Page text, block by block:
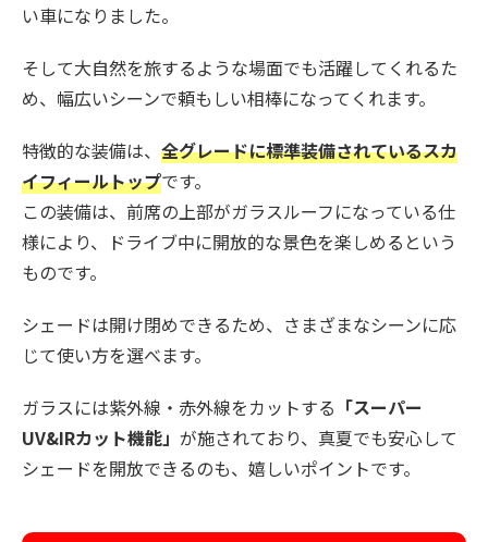
い車になりました。
そして大自然を旅するような場面でも活躍してくれるた
め、幅広いシーンで頼もしい相棒になってくれます。
特徴的な装備は、 全グレードに標準装備されているスカ
イフィールトップです。
この装備は、前席の上部がガラスルーフになっている仕
様により、ドライブ中に開放的な景色を楽しめるという
ものです。
シェードは開け閉めできるため、さまざまなシーンに応
じて使い方を選べます。
ガラスには紫外線・赤外線をカットする 「スーパー
UV&IRカット機能」 が施されており、真夏でも安心して
シェードを開放できるのも、嬉しいポイントです。